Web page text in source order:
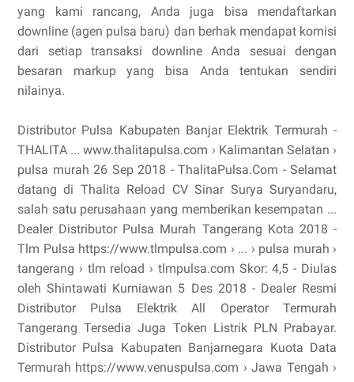
yang kami rancang, Anda juga bisa mendaftarkan
downline (agen pulsa baru) dan berhak mendapat komisi
dari setiap transaksi downline Anda sesuai dengan
besaran markup yang bisa Anda tentukan sendiri
nilainya.
Distributor Pulsa Kabupaten Banjar Elektrik Termurah -
THALITA ... www.thalitapulsa.com › Kalimantan Selatan ›
pulsa murah 26 Sep 2018 - ThalitaPulsa.Com - Selamat
datang di Thalita Reload CV Sinar Surya Suryandaru,
salah satu perusahaan yang memberikan kesempatan ...
Dealer Distributor Pulsa Murah Tangerang Kota 2018 -
Tlm Pulsa https://www.tlmpulsa.com › ... › pulsa murah ›
tangerang › tlm reload › tlmpulsa.com Skor: 4,5 - ‎Diulas
oleh Shintawati Kurniawan 5 Des 2018 - Dealer Resmi
Distributor Pulsa Elektrik All Operator Termurah
Tangerang Tersedia Juga Token Listrik PLN Prabayar.
Distributor Pulsa Kabupaten Banjarnegara Kuota Data
Termurah https://www.venuspulsa.com › Jawa Tengah ›